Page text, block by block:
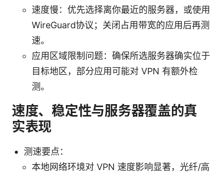
速度慢：优先选择离你最近的服务器，或使用
WireGuard协议；关闭占用带宽的应用后再测
速。
应用区域限制问题：确保所选服务器确实位于
目标地区，部分应用可能对 VPN 有额外检
测。
速度、稳定性与服务器覆盖的真
实表现
测速要点：
本地网络环境对 VPN 速度影响显著，光纤/高